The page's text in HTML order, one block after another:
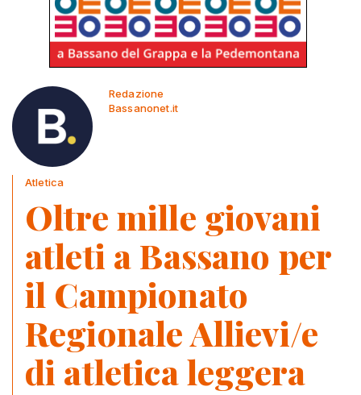
Redazione
Bassanonet.it
Atletica
Oltre mille giovani
atleti a Bassano per
il Campionato
Regionale Allievi/e
di atletica leggera